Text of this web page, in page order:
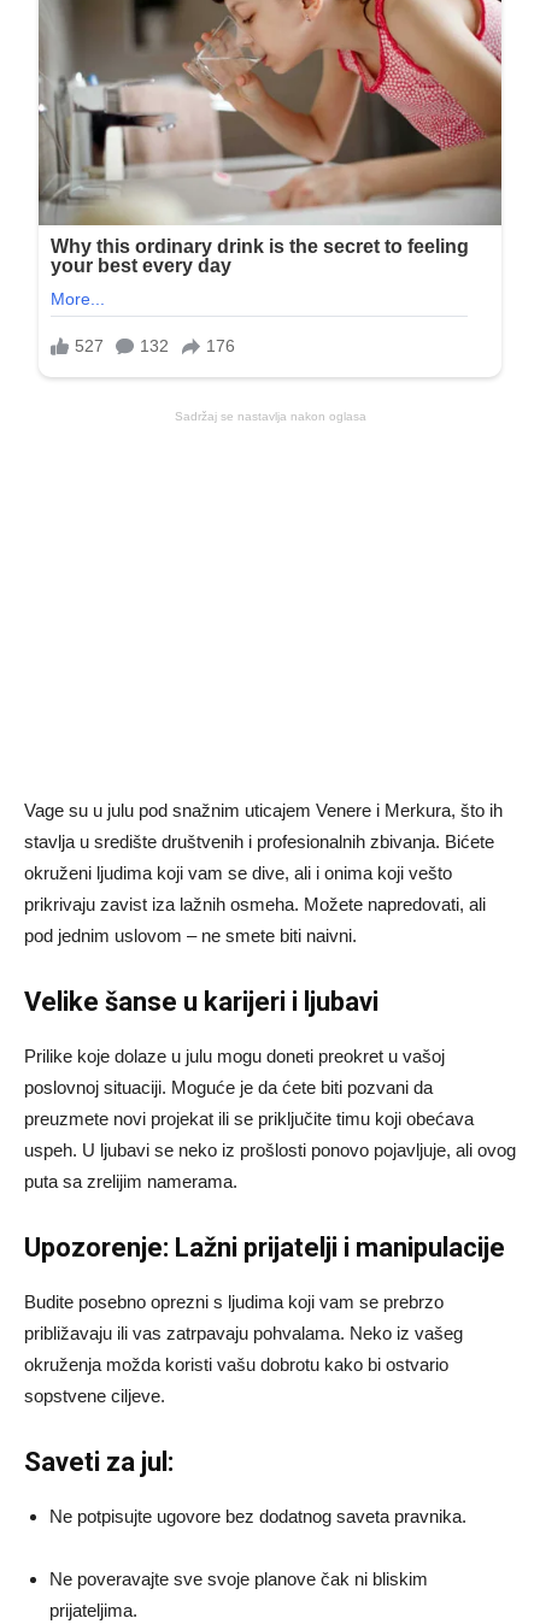
Sadržaj se nastavlja nakon oglasa
Vage su u julu pod snažnim uticajem Venere i Merkura, što ih
stavlja u središte društvenih i profesionalnih zbivanja. Bićete
okruženi ljudima koji vam se dive, ali i onima koji vešto
prikrivaju zavist iza lažnih osmeha. Možete napredovati, ali
pod jednim uslovom – ne smete biti naivni.
Velike šanse u karijeri i ljubavi
Prilike koje dolaze u julu mogu doneti preokret u vašoj
poslovnoj situaciji. Moguće je da ćete biti pozvani da
preuzmete novi projekat ili se priključite timu koji obećava
uspeh. U ljubavi se neko iz prošlosti ponovo pojavljuje, ali ovog
puta sa zrelijim namerama.
Upozorenje: Lažni prijatelji i manipulacije
Budite posebno oprezni s ljudima koji vam se prebrzo
približavaju ili vas zatrpavaju pohvalama. Neko iz vašeg
okruženja možda koristi vašu dobrotu kako bi ostvario
sopstvene ciljeve.
Saveti za jul:
Ne potpisujte ugovore bez dodatnog saveta pravnika.
Ne poveravajte sve svoje planove čak ni bliskim
prijateljima.